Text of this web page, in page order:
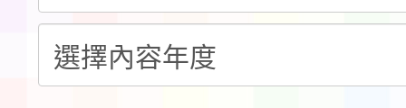
鎮韌性（防空）演習－
速演練執行計畫」
「115年金融知識線上
法」
本校115學年度第1學